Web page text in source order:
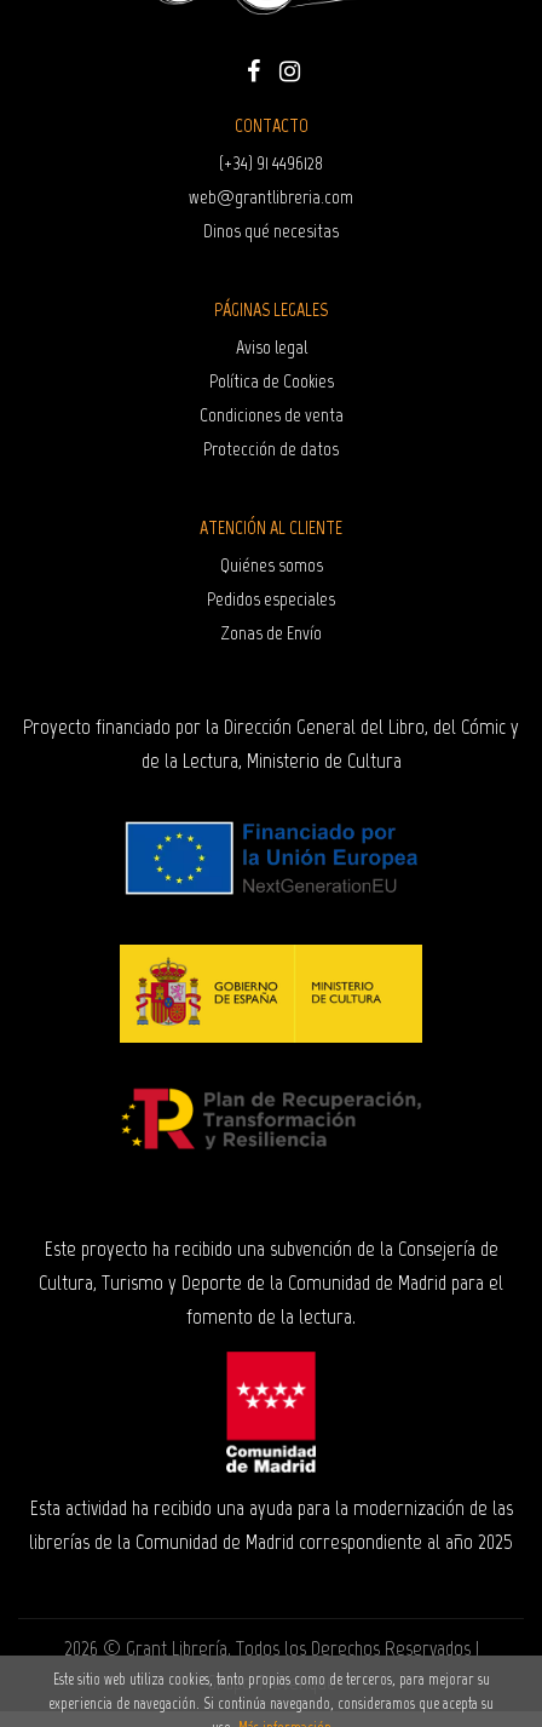
CONTACTO
(+34) 91 4496128
web@grantlibreria.com
Dinos qué necesitas
PÁGINAS LEGALES
Aviso legal
Política de Cookies
Condiciones de venta
Protección de datos
ATENCIÓN AL CLIENTE
Quiénes somos
Pedidos especiales
Zonas de Envío
Proyecto financiado por la Dirección General del Libro, del Cómic y
de la Lectura, Ministerio de Cultura
Este proyecto ha recibido una subvención de la Consejería de
Cultura, Turismo y Deporte de la Comunidad de Madrid para el
fomento de la lectura.
Esta actividad ha recibido una ayuda para la modernización de las
librerías de la Comunidad de Madrid correspondiente al año 2025
2026 © Grant Librería. Todos los Derechos Reservados |
Grupo Trevenque
Este sitio web utiliza cookies, tanto propias como de terceros, para mejorar su
experiencia de navegación. Si continúa navegando, consideramos que acepta su